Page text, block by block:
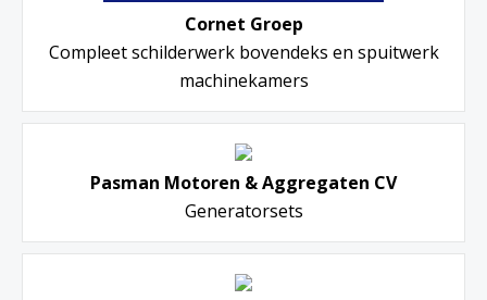
Cornet Groep
Compleet schilderwerk bovendeks en spuitwerk
machinekamers
Pasman Motoren & Aggregaten CV
Generatorsets